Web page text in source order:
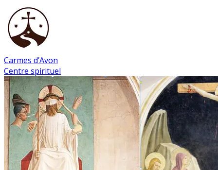
Carmes d’Avon
Centre spirituel